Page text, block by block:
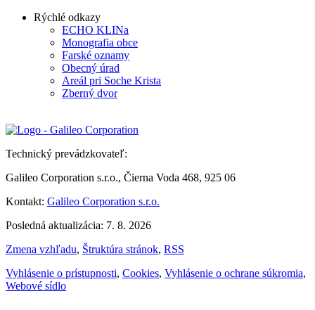
Rýchlé odkazy
ECHO KLINa
Monografia obce
Farské oznamy
Obecný úrad
Areál pri Soche Krista
Zberný dvor
Technický prevádzkovateľ:
Galileo Corporation s.r.o., Čierna Voda 468, 925 06
Kontakt: Galileo Corporation s.r.o.
Posledná aktualizácia: 7. 8. 2026
Zmena vzhľadu, Štruktúra stránok, RSS
Vyhlásenie o prístupnosti, Cookies, Vyhlásenie o ochrane súkromia,
Webové sídlo